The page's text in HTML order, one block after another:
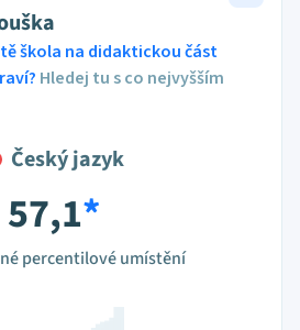
škola na didaktickou část
Hledej tu s co nejvyšším
Český jazyk
57,1*
percentilové umístění